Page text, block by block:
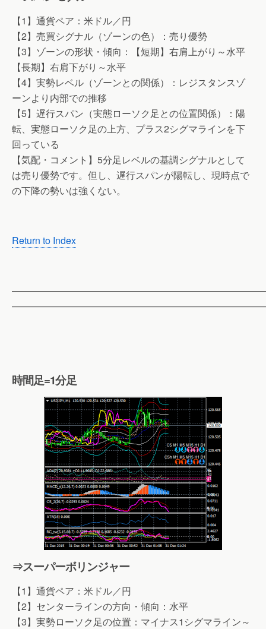
【1】通貨ペア：米ドル／円
【2】売買シグナル（ゾーンの色）：売り優勢
【3】ゾーンの形状・傾向：【短期】右肩上がり～水平
【長期】右肩下がり～水平
【4】実勢レベル（ゾーンとの関係）：レジスタンスゾ
ーンより内部での推移
【5】遅行スパン（実態ローソク足との位置関係）：陽
転、実態ローソク足の上方、プラス2シグマラインを下
回っている
【気配・コメント】5分足レベルの基調シグナルとして
は売り優勢です。但し、遅行スパンが陽転し、現時点で
の下降の勢いは強くない。
Return to Index
時間足=1分足
⇒スーパーボリンジャー
【1】通貨ペア：米ドル／円
【2】センターラインの方向・傾向：水平
【3】実勢ローソク足の位置：マイナス1シグマライン～